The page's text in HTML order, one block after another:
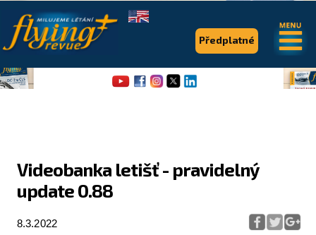
Videobanka letišť - pravidelný
update 0.88
8.3.2022
Předplatné
.